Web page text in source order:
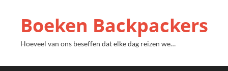
Boeken Backpackers
Hoeveel van ons beseffen dat elke dag reizen we…